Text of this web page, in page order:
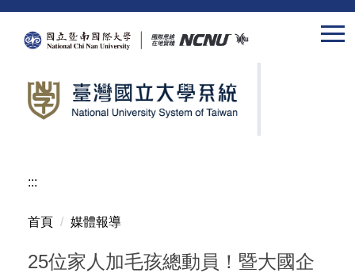
跳
:::
首頁 媒體報導
25位家人加毛孩總動員！暨大國企